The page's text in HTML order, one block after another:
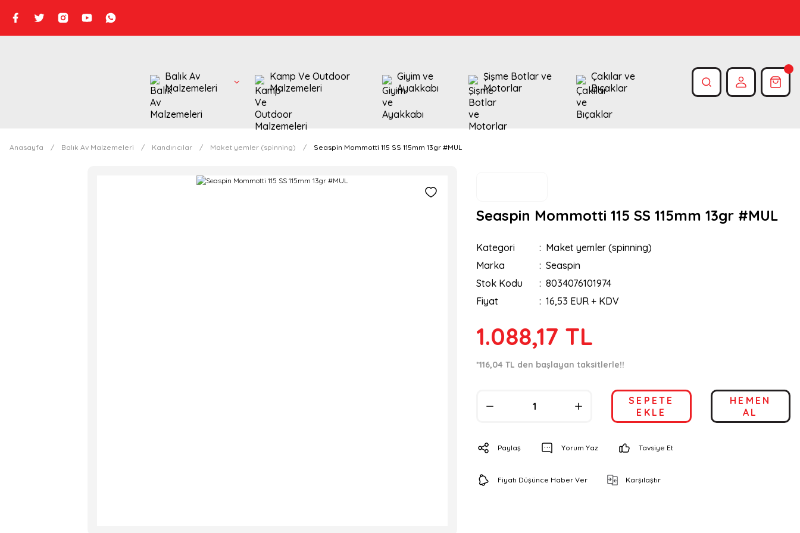
Balık Av
Malzemeleri
Kamp Ve Outdoor
Malzemeleri
Giyim ve
Ayakkabı
Şişme Botlar ve
Motorlar
Çakılar ve
Bıçaklar
Anasayfa Balık Av Malzemeleri Kandırıcılar Maket yemler (spinning) Seaspin Mommotti 115 SS 115mm 13gr #MUL
Seaspin Mommotti 115 SS 115mm 13gr #MUL
Kategori
Maket yemler (spinning)
Marka
Seaspin
Stok Kodu
8034076101974
Fiyat
16,53 EUR + KDV
1.088,17 TL
*116,04 TL den başlayan taksitlerle!!
SEPETE
EKLE
HEMEN
AL
Paylaş Yorum Yaz Tavsiye Et
Fiyatı Düşünce Haber Ver Karşılaştır